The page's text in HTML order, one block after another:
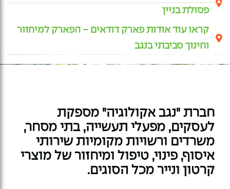
פסולת בניין
קראו עוד אודות פארק דודאים - הפארק למיחזור
וחינוך סביבתי בנגב
חברת "נגב אקולוגיה" מספקת
לעסקים, מפעלי תעשייה, בתי מסחר,
משרדים ורשויות מקומיות שירותי
איסוף, פינוי, טיפול ומיחזור של מוצרי
קרטון ונייר מכל הסוגים.